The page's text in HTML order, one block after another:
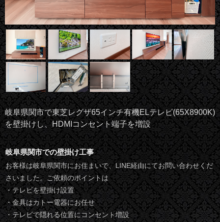
岐阜県関市で東芝レグザ65インチ有機ELテレビ(65X8900K)
を壁掛けし、HDMIコンセント端子を増設
岐阜県関市での壁掛け工事
お客様は岐阜県関市にお住まいで、LINE経由にてお問い合わせくだ
さいました。ご依頼のポイントは
・テレビを壁掛け設置
・金具はカトー電器にお任せ
・テレビで隠れる位置にコンセント増設